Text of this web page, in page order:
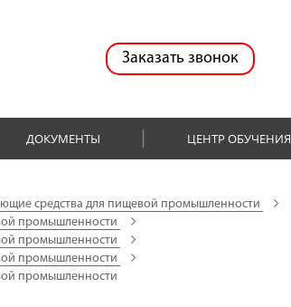
Заказать звонок
ДОКУМЕНТЫ ЦЕНТР ОБУЧЕНИЯ
средства для пищевой промышленности
промышленности
промышленности
промышленности
промышленности